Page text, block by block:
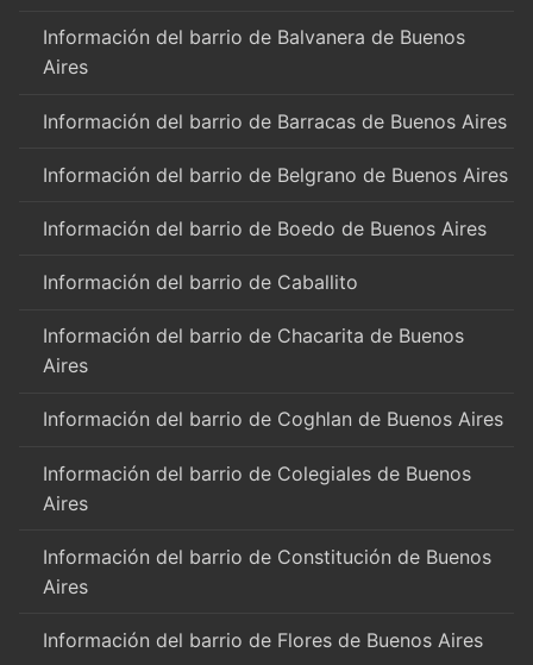
Información del barrio de Balvanera de Buenos
Aires
Información del barrio de Barracas de Buenos Aires
Información del barrio de Belgrano de Buenos Aires
Información del barrio de Boedo de Buenos Aires
Información del barrio de Caballito
Información del barrio de Chacarita de Buenos
Aires
Información del barrio de Coghlan de Buenos Aires
Información del barrio de Colegiales de Buenos
Aires
Información del barrio de Constitución de Buenos
Aires
Información del barrio de Flores de Buenos Aires